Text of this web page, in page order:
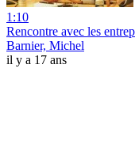
1:10
Rencontre avec les
Barnier, Michel
il y a 17 ans